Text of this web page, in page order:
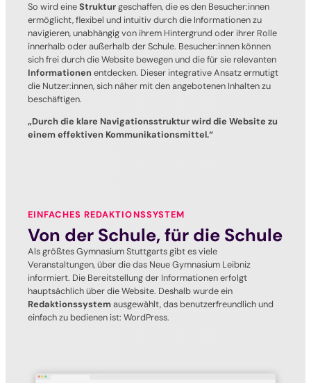
So wird eineStrukturgeschaffen, die es den Besucher:innen
ermöglicht, flexibel und intuitiv durch die Informationen zu
navigieren, unabhängig von ihrem Hintergrund oder ihrer Rolle
innerhalb oder außerhalb der Schule. Besucher:innen können
sich frei durch die Website bewegen und die für sie relevanten
Informationen entdecken. Dieser integrative Ansatz ermutigt
die Nutzer:innen, sich näher mit den angebotenen Inhalten zu
beschäftigen.
„Durch die klare Navigationsstruktur wird die Website zu
einem effektiven Kommunikationsmittel.“
EINFACHES REDAKTIONSSYSTEM
Von der Schule, für die Schule
Als größtes Gymnasium Stuttgarts gibt es viele
Veranstaltungen, über die das Neue Gymnasium Leibniz
informiert. Die Bereitstellung der Informationen erfolgt
hauptsächlich über die Website. Deshalb wurde ein
Redaktionssystemausgewählt, das benutzerfreundlich und
einfach zu bedienen ist: WordPress.